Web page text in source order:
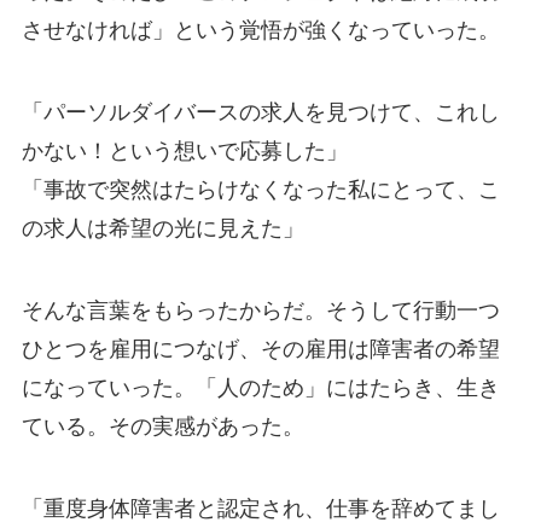
させなければ」という覚悟が強くなっていった。
「パーソルダイバースの求人を見つけて、これし
かない！という想いで応募した」
「事故で突然はたらけなくなった私にとって、こ
の求人は希望の光に見えた」
そんな言葉をもらったからだ。そうして行動一つ
ひとつを雇用につなげ、その雇用は障害者の希望
になっていった。「人のため」にはたらき、生き
ている。その実感があった。
「重度身体障害者と認定され、仕事を辞めてまし